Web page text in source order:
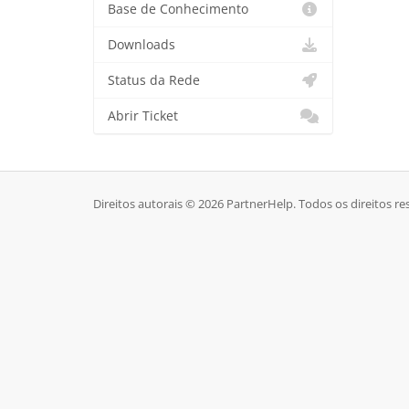
Base de Conhecimento
Downloads
Status da Rede
Abrir Ticket
Direitos autorais © 2026 PartnerHelp. Todos os direitos